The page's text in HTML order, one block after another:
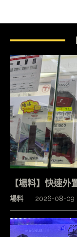
【場料】快速
場料 2026-08-09